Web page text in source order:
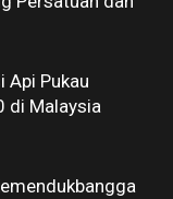
Api Pukau
di Malaysia